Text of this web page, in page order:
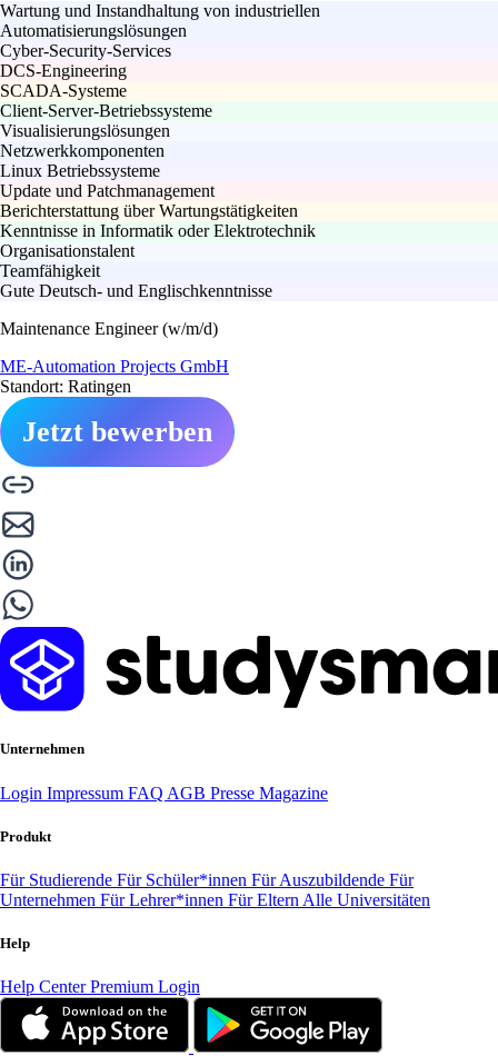
Wartung und Instandhaltung von industriellen
Automatisierungslösungen
Cyber-Security-Services
DCS-Engineering
SCADA-Systeme
Client-Server-Betriebssysteme
Visualisierungslösungen
Netzwerkkomponenten
Linux Betriebssysteme
Update und Patchmanagement
Berichterstattung über Wartungstätigkeiten
Kenntnisse in Informatik oder Elektrotechnik
Organisationstalent
Teamfähigkeit
Gute Deutsch- und Englischkenntnisse
Maintenance Engineer (w/m/d)
ME-Automation Projects GmbH
Standort: Ratingen
Jetzt bewerben
Unternehmen
Login Impressum FAQ AGB Presse Magazine
Produkt
Für Studierende Für Schüler*innen Für Auszubildende Für
Unternehmen Für Lehrer*innen Für Eltern Alle Universitäten
Help
Help CenterPremium Login